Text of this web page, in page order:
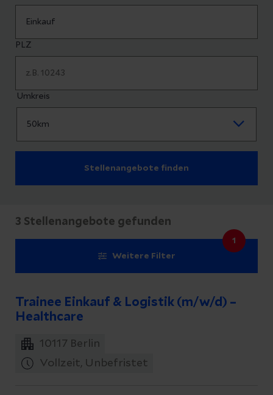
PLZ
Umkreis
Stellenangebote finden
3 Stellenangebote gefunden
Weitere Filter
Trainee Einkauf & Logistik (m/w/d) –
Healthcare
10117 Berlin
Vollzeit, Unbefristet